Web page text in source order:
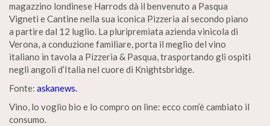
magazzino londinese Harrods dà il benvenuto a Pasqua
Vigneti e Cantine nella sua iconica Pizzeria al secondo piano
a partire dal 12 luglio. La pluripremiata azienda vinicola di
Verona, a conduzione familiare, porta il meglio del vino
italiano in tavola a Pizzeria & Pasqua, trasportando gli ospiti
negli angoli d’Italia nel cuore di Knightsbridge.
Fonte: askanews.
Vino, lo voglio bio e lo compro on line: ecco com’è cambiato il
consumo.